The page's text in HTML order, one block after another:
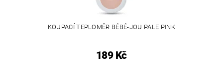
KOUPACÍ TEPLOMĚR BÉBÉ-JOU PALE PINK
189 Kč